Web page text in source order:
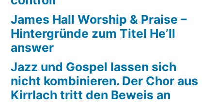
James Hall Worship & Praise –
Hintergründe zum Titel He’ll
answer
Jazz und Gospel lassen sich
nicht kombinieren. Der Chor aus
Kirrlach tritt den Beweis an